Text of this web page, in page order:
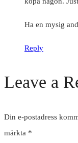
Ha en mysig
Reply
Leave a
Din e-postadress
märkta *